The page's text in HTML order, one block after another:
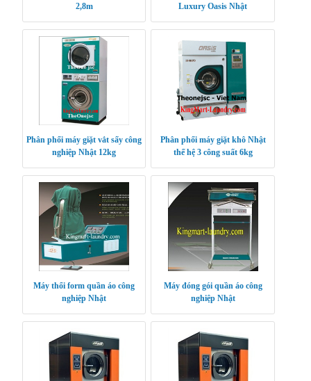
2,8m
Luxury Oasis Nhật
Phân phối máy giặt vắt sấy công
nghiệp Nhật 12kg
Phân phối máy giặt khô Nhật
thế hệ 3 công suất 6kg
Máy thổi form quần áo công
nghiệp Nhật
Máy đóng gói quần áo công
nghiệp Nhật